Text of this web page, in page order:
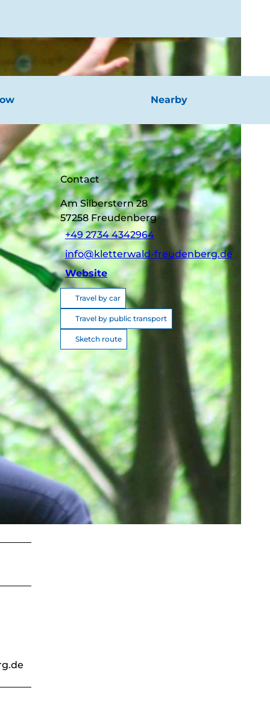
Nearby
Contact
Am Silberstern 28
57258 Freudenberg
+49 2734 4342964
info@kletterwald-freudenberg.de
Website
Travel by car
Travel by public transport
Sketch route